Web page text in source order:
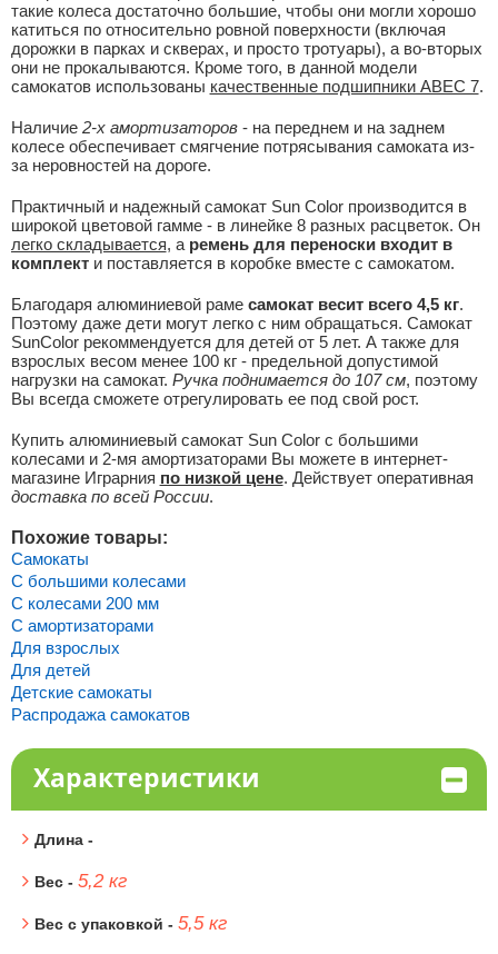
такие колеса достаточно большие, чтобы они могли хорошо
катиться по относительно ровной поверхности (включая
дорожки в парках и скверах, и просто тротуары), а во-вторых
они не прокалываются. Кроме того, в данной модели
самокатов использованы качественные подшипники ABEC 7.
Наличие 2-х амортизаторов- на переднем и на заднем
колесе обеспечивает смягчение потрясывания самоката из-
за неровностей на дороге.
Практичный и надежный самокат Sun Color производится в
широкой цветовой гамме - в линейке 8 разных расцветок. Он
легко складывается, а ремень для переноски входит в
комплекти поставляется в коробке вместе с самокатом.
Благодаря алюминиевой раме самокат весит всего 4,5 кг.
Поэтому даже дети могут легко с ним обращаться. Самокат
SunColor рекоммендуется для детей от 5 лет. А также для
взрослых весом менее 100 кг - предельной допустимой
нагрузки на самокат. Ручка поднимается до 107 см, поэтому
Вы всегда сможете отрегулировать ее под свой рост.
Купить алюминиевый самокат Sun Color с большими
колесами и 2-мя амортизаторами Вы можете в интернет-
магазине Играрния по низкой цене. Действует оперативная
доставка по всей России.
Похожие товары:
Самокаты
С большими колесами
С колесами 200 мм
С амортизаторами
Для взрослых
Для детей
Детские самокаты
Распродажа самокатов
Характеристики
Длина -
Вес - 5,2 кг
Вес с упаковкой - 5,5 кг